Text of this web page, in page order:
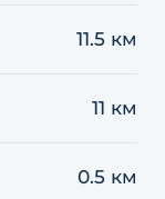
11.5 км
11 км
0.5 км